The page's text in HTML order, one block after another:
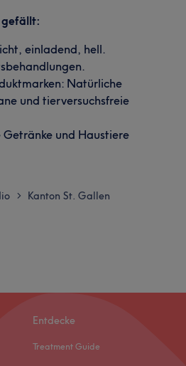
gefällt:
einladend, hell.
Natürliche
und tierversuchsfreie
Getränke und Haustiere
> Kanton St. Gallen
Entdecke
Treatment Guide